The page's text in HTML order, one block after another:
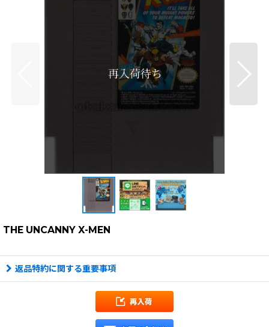
THE UNCANNY X-MEN
返品特約に関する重要事項